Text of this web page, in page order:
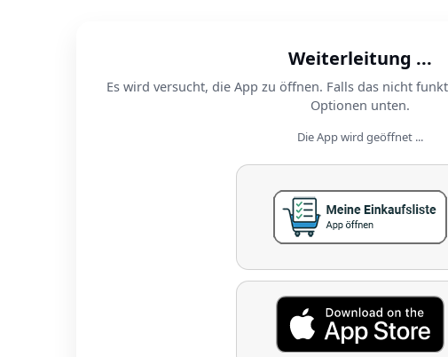
Weiterleitung ...
Es wird versucht, die App zu öffnen. Falls das nicht
Optionen unten.
Die App wird geöffnet ...